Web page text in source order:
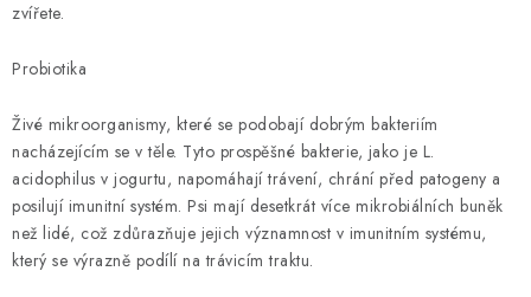
KRÁLÍCI/HLODAVCI/PTÁCI
ZNAČKY
Ceník dopravy Kontakty
Obchodní podmínky
Podmínky ochrany osobních údajů
zvířete.
Probiotika
Živé mikroorganismy, které se podobají dobrým bakteriím
nacházejícím se v těle. Tyto prospěšné bakterie, jako je L.
acidophilus v jogurtu, napomáhají trávení, chrání před patogeny a
posilují imunitní systém. Psi mají desetkrát více mikrobiálních buněk
než lidé, což zdůrazňuje jejich významnost v imunitním systému,
který se výrazně podílí na trávicím traktu.